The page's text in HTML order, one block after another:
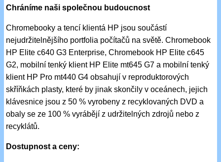
Chráníme naši společnou budoucnost
Chromebooky a tencí klientá HP jsou součástí
nejudržitelnějšího portfolia počítačů na světě. Chromebook
HP Elite c640 G3 Enterprise, Chromebook HP Elite c645
G2, mobilní tenký klient HP Elite mt645 G7 a mobilní tenký
klient HP Pro mt440 G4 obsahují v reproduktorových
skříňkách plasty, které by jinak skončily v oceánech, jejich
klávesnice jsou z 50 % vyrobeny z recyklovaných DVD a
obaly se ze 100 % vyrábějí z udržitelných zdrojů nebo z
recyklátů.
Dostupnost a ceny: